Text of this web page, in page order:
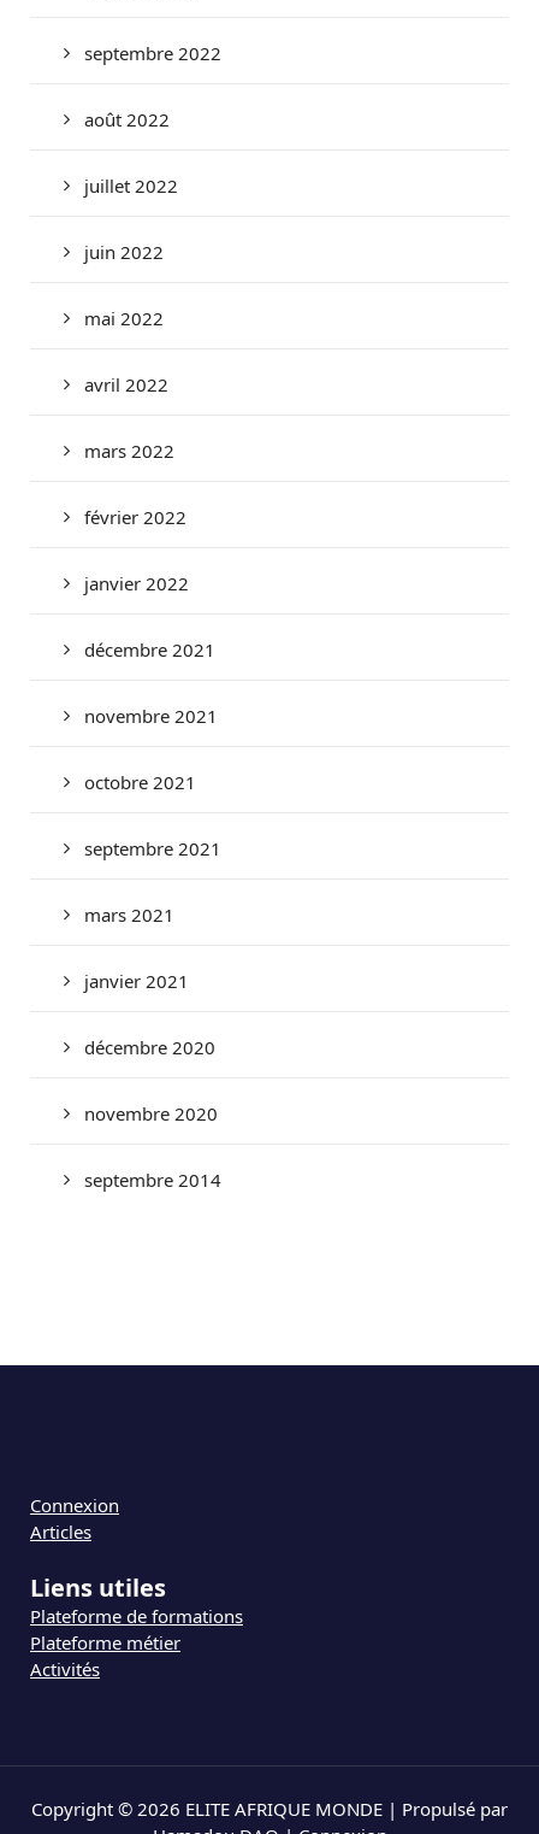
septembre 2022
août 2022
juillet 2022
juin 2022
mai 2022
avril 2022
mars 2022
février 2022
janvier 2022
décembre 2021
novembre 2021
octobre 2021
septembre 2021
mars 2021
janvier 2021
décembre 2020
novembre 2020
septembre 2014
Connexion
Articles
Liens utiles
Plateforme de formations
Plateforme métier
Activités
Copyright © 2026 ELITE AFRIQUE MONDE | Propulsé par